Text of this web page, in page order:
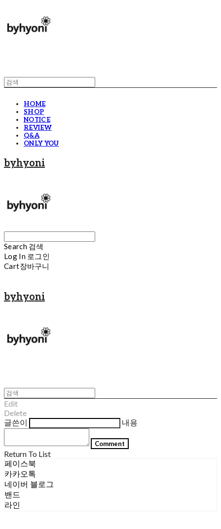
HOME
SHOP
NOTICE
REVIEW
Q&A
ONLY YOU
byhyoni
Search 검색
Log In 로그인
Cart장바구니
byhyoni
Edit
Delete
글쓴이
내용
Comment
Return To List
페이스북
카카오톡
네이버 블로그
밴드
라인